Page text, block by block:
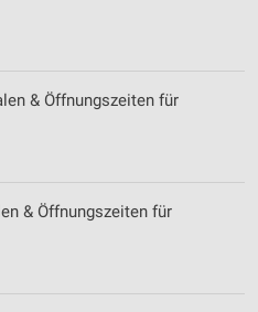
& Öffnungszeiten für
& Öffnungszeiten für